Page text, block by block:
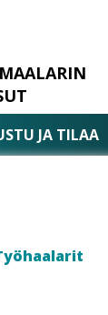
JA TILAA